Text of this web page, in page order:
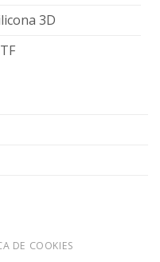
3D
DE COOKIES